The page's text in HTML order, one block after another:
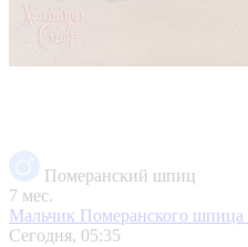
Померанский шпиц
7 мес.
Мальчик Померанского шпица
Сегодня, 05:35